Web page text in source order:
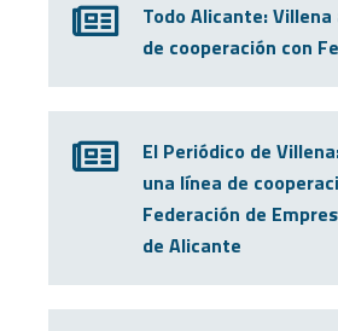
Todo Alicante:
de cooperación con
El Periódico de
una línea de
Federación de
de Alicante